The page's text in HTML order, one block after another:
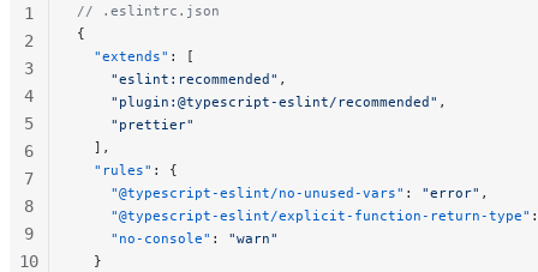
// .eslintrc.json
{
  "extends"
: [
    "eslint:recommended"
,
    "plugin:@typescript-eslint/recommended"
,
    "prettier"
  ],
  "rules"
: {
    "@typescript-eslint/no-unused-vars"
: "error" ,
    "@typescript-eslint/explicit-function-return-type"
    "no-console"
: "warn"
  }
1
2
3
4
5
6
7
8
9
10